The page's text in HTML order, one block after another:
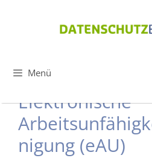
Menü
Elektronische
nigung (eAU)